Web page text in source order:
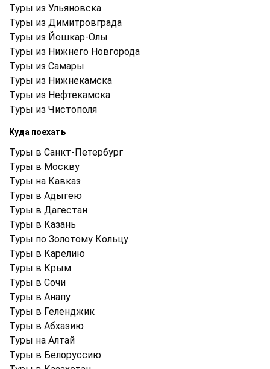
Туры из Ульяновска
Туры из Димитровграда
Туры из Йошкар-Олы
Туры из Нижнего Новгорода
Туры из Самары
Туры из Нижнекамска
Туры из Нефтекамска
Туры из Чистополя
Куда поехать
Туры в Санкт-Петербург
Туры в Москву
Туры на Кавказ
Туры в Адыгею
Туры в Дагестан
Туры в Казань
Туры по Золотому Кольцу
Туры в Карелию
Туры в Крым
Туры в Cочи
Туры в Анапу
Туры в Геленджик
Туры в Абхазию
Туры на Алтай
Туры в Белоруссию